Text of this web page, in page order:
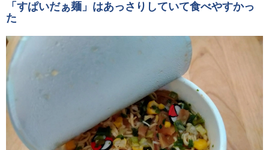
「すぱいだぁ麺」はあっさりしていて食べやすかっ
た